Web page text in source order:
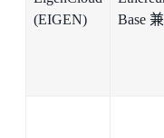
(EIGEN)
Base